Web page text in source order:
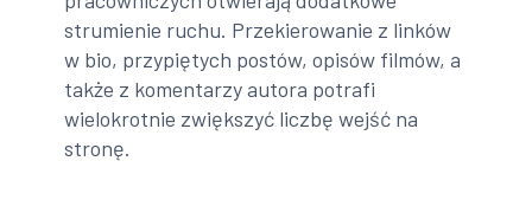
strumienie ruchu. Przekierowanie z linków
w bio, przypiętych postów, opisów filmów, a
także z komentarzy autora potrafi
wielokrotnie zwiększyć liczbę wejść na
stronę.